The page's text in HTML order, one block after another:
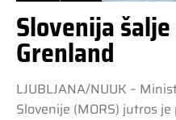
Slovenija
Grenland
LJUBLJANA/NUUK –
Slovenije (MORS) jutros